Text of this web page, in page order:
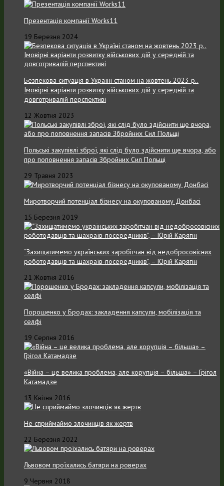
Презентація компанії Works11
19 Березня 2024
Безпекова ситуація в Україні станом на жовтень 2023 р..
Імовірні варіанти розвитку військових дій у середній та
довготривалій перспективі
12 Жовтня 2023
Польські закупівлі зброї, які слід було здійснити ще вчора, або
про поповнення запасів Збройних Cил Польщі
29 Травня 2023
Миротворчий потенціал бізнесу на окупованому Донбасі
15 Березня 2019
“Захищатимемо українських заробітчан від недобросовісних
роботодавців та шахраїв-посередників”, – Юрій Карягін
21 Жовтня 2016
Порошенко у Бродах: закладення капсули, мобілізація та
селфі
19 Серпня 2016
«Війна – це велика проблема, але корупція – більша» – Грігол
Катамадзе
13 Квітня 2016
Не сприймаймо злочинців як жертв
22 Березня 2022
Львовом проїхались батяри на роверах
9 Червня 2018